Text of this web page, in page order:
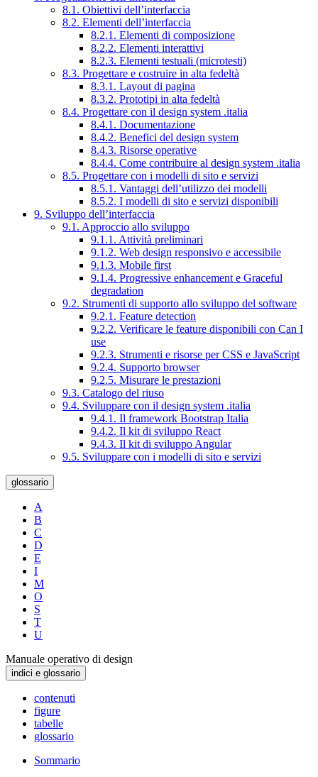
8.1. Obiettivi dell’interfaccia
8.2. Elementi dell’interfaccia
8.2.1. Elementi di composizione
8.2.2. Elementi interattivi
8.2.3. Elementi testuali (microtesti)
8.3. Progettare e costruire in alta fedeltà
8.3.1. Layout di pagina
8.3.2. Prototipi in alta fedeltà
8.4. Progettare con il design system .italia
8.4.1. Documentazione
8.4.2. Benefici del design system
8.4.3. Risorse operative
8.4.4. Come contribuire al design system .italia
8.5. Progettare con i modelli di sito e servizi
8.5.1. Vantaggi dell’utilizzo dei modelli
8.5.2. I modelli di sito e servizi disponibili
9. Sviluppo dell’interfaccia
9.1. Approccio allo sviluppo
9.1.1. Attività preliminari
9.1.2. Web design responsivo e accessibile
9.1.3. Mobile first
9.1.4. Progressive enhancement e Graceful
degradation
9.2. Strumenti di supporto allo sviluppo del software
9.2.1. Feature detection
9.2.2. Verificare le feature disponibili con Can I
use
9.2.3. Strumenti e risorse per CSS e JavaScript
9.2.4. Supporto browser
9.2.5. Misurare le prestazioni
9.3. Catalogo del riuso
9.4. Sviluppare con il design system .italia
9.4.1. Il framework Bootstrap Italia
9.4.2. Il kit di sviluppo React
9.4.3. Il kit di sviluppo Angular
9.5. Sviluppare con i modelli di sito e servizi
glossario
A
B
C
D
E
I
M
O
S
T
U
Manuale operativo di design
indici e glossario
contenuti
figure
tabelle
glossario
Sommario